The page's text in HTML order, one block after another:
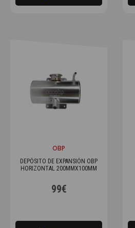
OBP
DEPÓSITO DE EXPANSIÓN OBP
HORIZONTAL 200MMX100MM
99€